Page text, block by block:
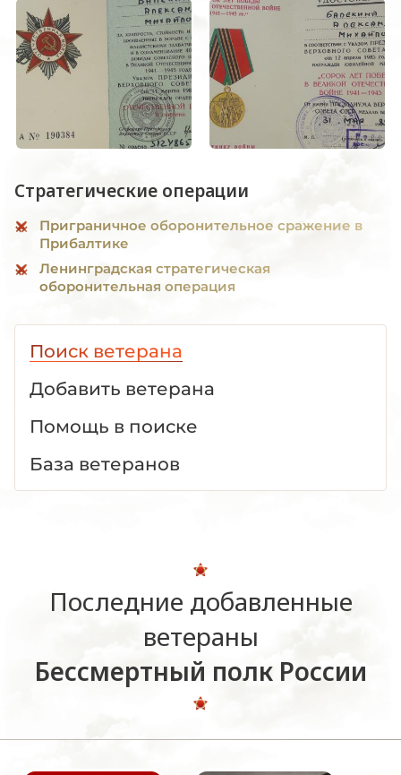
Стратегические операции
Приграничное оборонительное сражение в
Прибалтике
Ленинградская стратегическая
оборонительная операция
Поиск ветерана
Добавить ветерана
Помощь в поиске
База ветеранов
Последние добавленные
ветераны
Бессмертный полк России